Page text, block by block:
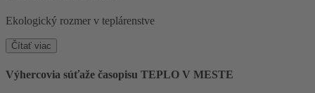
Ekologický rozmer v teplárenstve
Čítať viac
Výhercovia súťaže časopisu TEPLO V MESTE